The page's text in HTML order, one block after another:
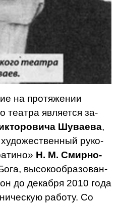
на протяжении
театра является за­
Шуваева,
руко­
Н. М. Смирно­
высокообразован­
до декабря 2010 года
ра­боту. Со